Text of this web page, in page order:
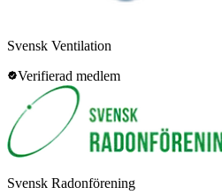
Svensk Ventilation
Verifierad medlem
Svensk Radonförening